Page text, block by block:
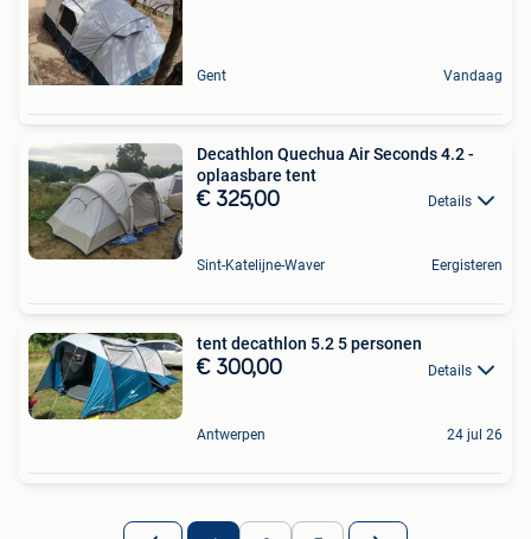
Gent Vandaag
Decathlon Quechua Air Seconds 4.2 -
oplaasbare tent
€ 325,00 Details
Sint-Katelijne-Waver Eergisteren
tent decathlon 5.2 5 personen
€ 300,00 Details
Antwerpen 24 jul 26